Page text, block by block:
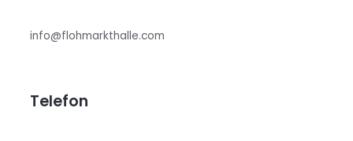
info@flohmarkthalle.com
Telefon